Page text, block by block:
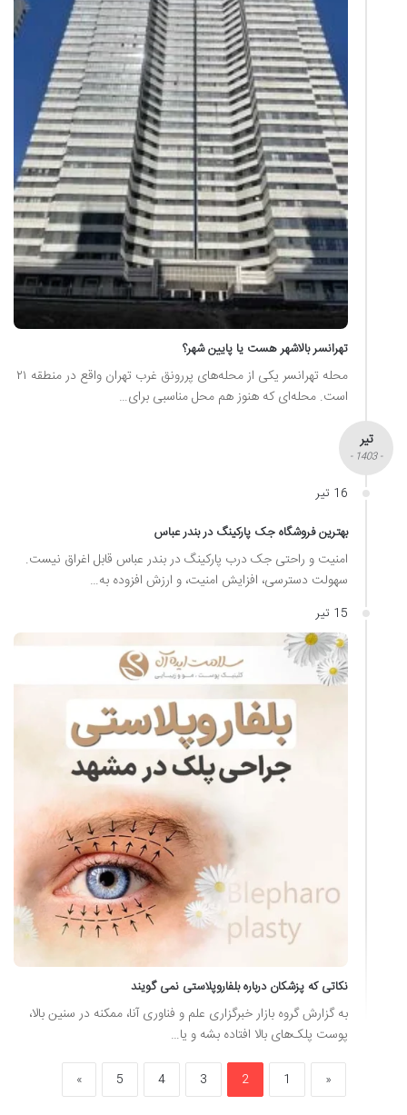
تهرانسر بالاشهر هست یا پایین شهر؟
محله تهرانسر یکی از محله‌های پررونق غرب تهران واقع در منطقه ۲۱
است. محله‌ای که هنوز هم محل مناسبی برای…
تیر
- 1403 -
16 تیر
بهترین فروشگاه جک پارکینگ در بندر عباس
امنیت و راحتی جک درب پارکینگ در بندر عباس قابل اغراق نیست.
سهولت دسترسی، افزایش امنیت، و ارزش افزوده به…
15 تیر
نکاتی که پزشکان درباره بلفاروپلاستی نمی گویند
به گزارش گروه بازار خبرگزاری علم و فناوری آنا، ممکنه در سنین بالا،
پوست پلک‌های بالا افتاده بشه و یا…
«
1
2
3
4
5
»